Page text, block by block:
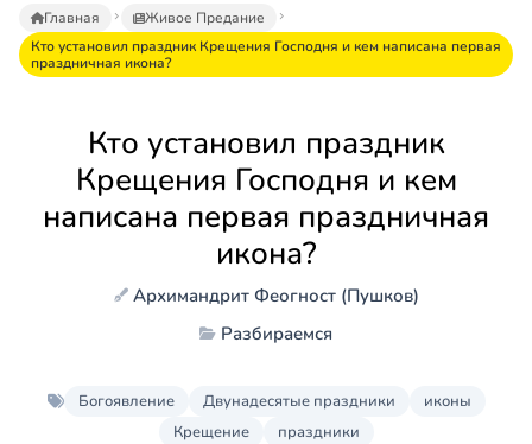
Главная
Живое Предание
Кто установил праздник Крещения Господня и кем написана первая
праздничная икона?
Кто установил праздник
Крещения Господня и кем
написана первая праздничная
икона?
Архимандрит Феогност (Пушков)
Разбираемся
Богоявление Двунадесятые праздники
иконы
Крещение
праздники